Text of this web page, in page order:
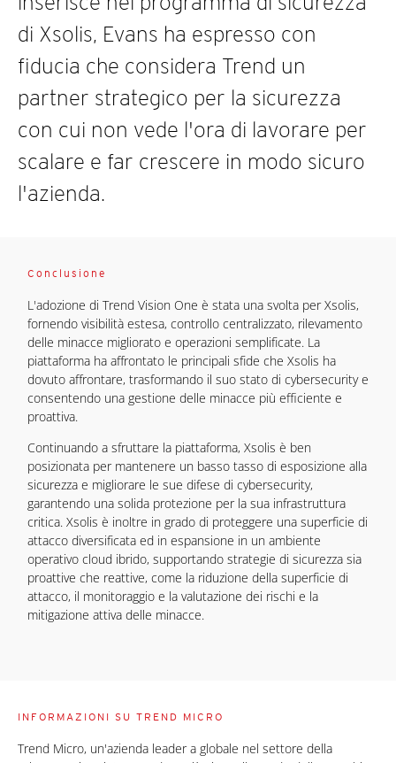
di Xsolis, Evans ha espresso con
fiducia che considera Trend un
partner strategico per la sicurezza
con cui non vede l'ora di lavorare per
scalare e far crescere in modo sicuro
l'azienda.
Conclusione
L'adozione di Trend Vision One è stata una svolta per Xsolis,
fornendo visibilità estesa, controllo centralizzato, rilevamento
delle minacce migliorato e operazioni semplificate. La
piattaforma ha affrontato le principali sfide che Xsolis ha
dovuto affrontare, trasformando il suo stato di cybersecurity e
consentendo una gestione delle minacce più efficiente e
proattiva.
Continuando a sfruttare la piattaforma, Xsolis è ben
posizionata per mantenere un basso tasso di esposizione alla
sicurezza e migliorare le sue difese di cybersecurity,
garantendo una solida protezione per la sua infrastruttura
critica. Xsolis è inoltre in grado di proteggere una superficie di
attacco diversificata ed in espansione in un ambiente
operativo cloud ibrido, supportando strategie di sicurezza sia
proattive che reattive, come la riduzione della superficie di
attacco, il monitoraggio e la valutazione dei rischi e la
mitigazione attiva delle minacce.
INFORMAZIONI SU TREND MICRO
Trend Micro, un'azienda leader a globale nel settore della